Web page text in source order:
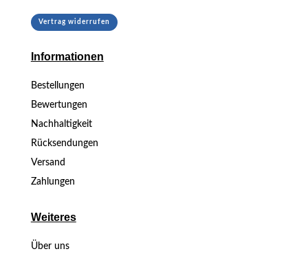
Vertrag widerrufen
Informationen
Bestellungen
Bewertungen
Nachhaltigkeit
Rücksendungen
Versand
Zahlungen
Weiteres
Über uns